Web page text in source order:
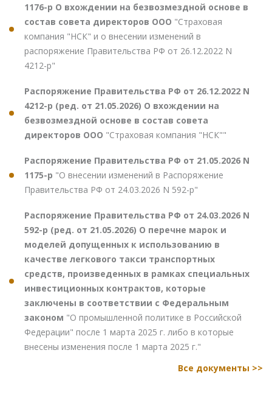
1176-р О вхождении на безвозмездной основе в
состав совета директоров ООО "Страховая
компания "НСК" и о внесении изменений в
распоряжение Правительства РФ от 26.12.2022 N
4212-р"
Распоряжение Правительства РФ от 26.12.2022 N
4212-р (ред. от 21.05.2026) О вхождении на
безвозмездной основе в состав совета
директоров ООО "Страховая компания "НСК""
Распоряжение Правительства РФ от 21.05.2026 N
1175-р "О внесении изменений в Распоряжение
Правительства РФ от 24.03.2026 N 592-р"
Распоряжение Правительства РФ от 24.03.2026 N
592-р (ред. от 21.05.2026) О перечне марок и
моделей допущенных к использованию в
качестве легкового такси транспортных
средств, произведенных в рамках специальных
инвестиционных контрактов, которые
заключены в соответствии с Федеральным
законом "О промышленной политике в Российской
Федерации" после 1 марта 2025 г. либо в которые
внесены изменения после 1 марта 2025 г."
Все документы >>